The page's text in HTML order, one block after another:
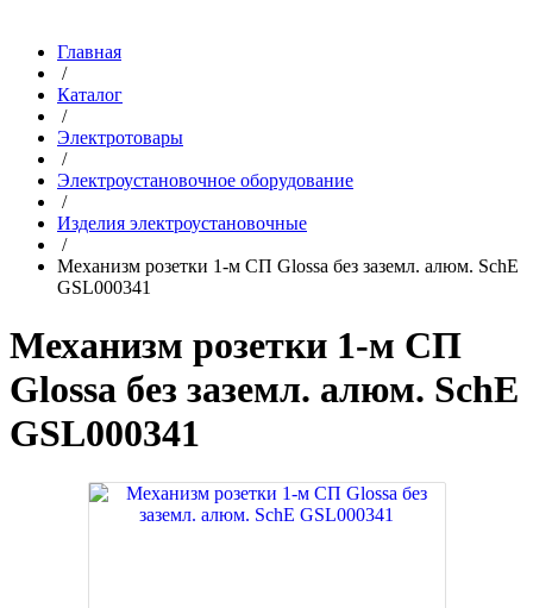
Главная
/
Каталог
/
Электротовары
/
Электроустановочное оборудование
/
Изделия электроустановочные
/
Механизм розетки 1-м СП Glossa без заземл. алюм. SchE
GSL000341
Механизм розетки 1-м СП
Glossa без заземл. алюм. SchE
GSL000341